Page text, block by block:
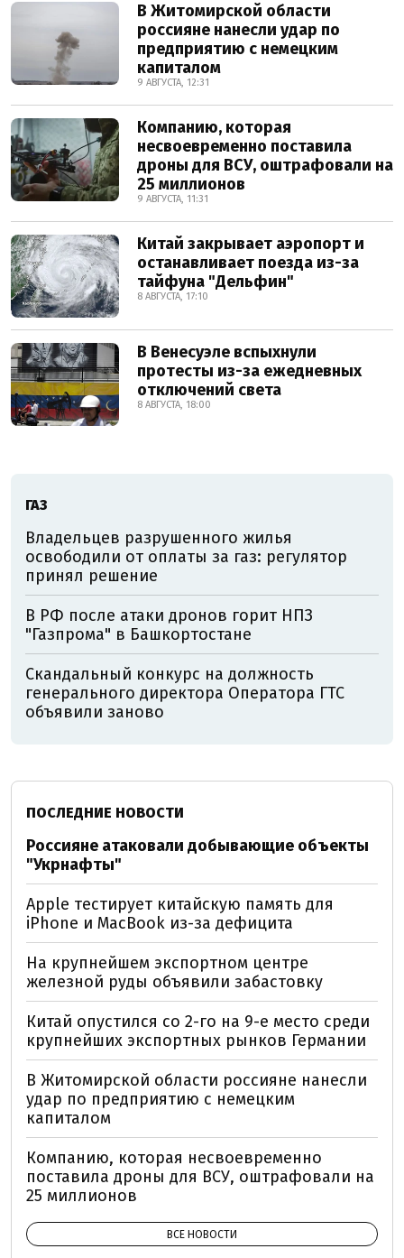
В Житомирской области
россияне нанесли удар по
предприятию с немецким
капиталом
9 АВГУСТА, 12:31
Компанию, которая
несвоевременно поставила
дроны для ВСУ, оштрафовали на
25 миллионов
9 АВГУСТА, 11:31
Китай закрывает аэропорт и
останавливает поезда из-за
тайфуна "Дельфин"
8 АВГУСТА, 17:10
В Венесуэле вспыхнули
протесты из-за ежедневных
отключений света
8 АВГУСТА, 18:00
ГАЗ
Владельцев разрушенного жилья
освободили от оплаты за газ: регулятор
принял решение
В РФ после атаки дронов горит НПЗ
"Газпрома" в Башкортостане
Скандальный конкурс на должность
генерального директора Оператора ГТС
объявили заново
ПОСЛЕДНИЕ НОВОСТИ
Россияне атаковали добывающие объекты
"Укрнафты"
Apple тестирует китайскую память для
iPhone и MacBook из-за дефицита
На крупнейшем экспортном центре
железной руды объявили забастовку
Китай опустился со 2-го на 9-е место среди
крупнейших экспортных рынков Германии
В Житомирской области россияне нанесли
удар по предприятию с немецким
капиталом
Компанию, которая несвоевременно
поставила дроны для ВСУ, оштрафовали на
25 миллионов
ВСЕ НОВОСТИ